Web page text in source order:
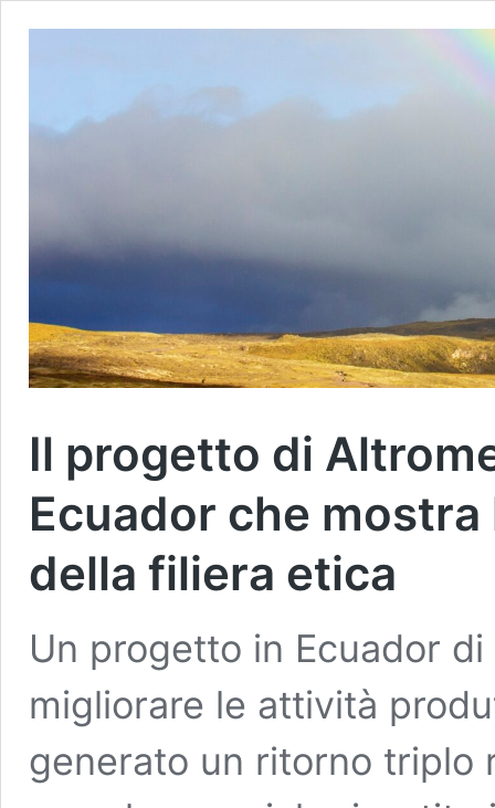
Il progetto di
Ecuador che
della filiera etica
Un progetto in Ecuador
migliorare le attività
generato un ritorno triplo